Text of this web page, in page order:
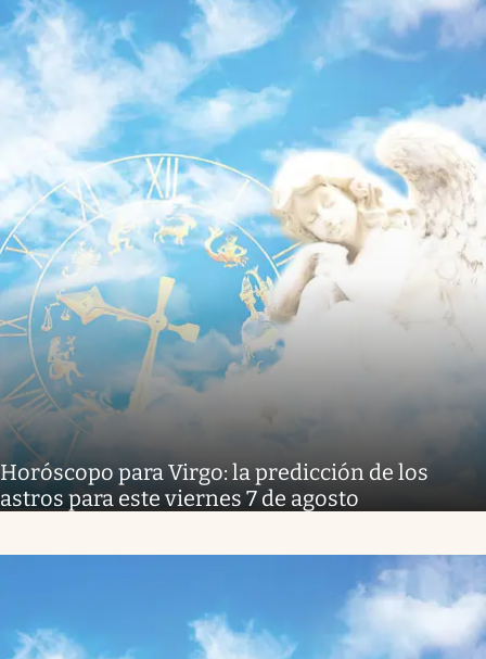
Horóscopo para Virgo: la predicción de los
astros para este viernes 7 de agosto